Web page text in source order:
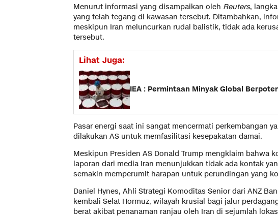
Menurut informasi yang disampaikan oleh Reuters,
yang telah tegang di kawasan tersebut. Ditambahkan,
meskipun Iran meluncurkan rudal balistik, tidak ada
tersebut.
Lihat Juga:
IEA : Permintaan Minyak Global
Pasar energi saat ini sangat mencermati perkembangan
dilakukan AS untuk memfasilitasi kesepakatan damai.
Meskipun Presiden AS Donald Trump mengklaim bahwa
laporan dari media Iran menunjukkan tidak ada kontak
semakin memperumit harapan untuk perundingan yang
Daniel Hynes, Ahli Strategi Komoditas Senior dari ANZ
kembali Selat Hormuz, wilayah krusial bagi jalur
berat akibat penanaman ranjau oleh Iran di sejumlah